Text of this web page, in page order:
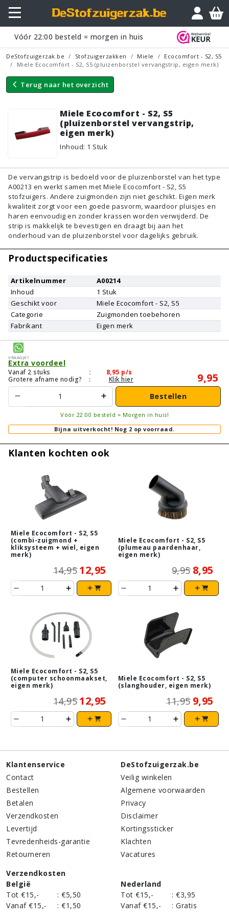
Vóór 22:00 besteld = morgen in huis
DeStofzuigerzak.be Stofzuigerzakken Miele
Ecocomfort - S2, S5
Miele Ecocomfort - S2, S5 (pluizenborstel vervangstrip, eigen merk)
Terug naar het overzicht
Miele Ecocomfort - S2, S5
(pluizenborstel vervangstrip,
eigen merk)
Inhoud: 1 Stuk
Vraagje?
De vervangstrip is bedoeld voor de pluizenborstel van het type
A00213 en werkt samen met Miele Ecocomfort - S2, S5
stofzuigers. Andere zuigmonden zijn niet geschikt. Eigen merk
kwaliteit zorgt voor een goede pasvorm, waardoor pluisjes en
haren eenvoudig en zonder krassen worden verwijderd. De
strip is makkelijk te bevestigen en draagt bij aan het
onderhoud van de pluizenborstel voor dagelijks gebruik.
Productspecificaties
Artikelnummer
A00214
Inhoud
1 Stuk
Geschikt voor
Miele Ecocomfort - S2, S5
Categorie
Zuigmonden toebehoren
Fabrikant
Eigen merk
Vraagje?
Extra voordeel
Vanaf 2 stuks : 8,95 p/s
Grotere afname nodig?
: Klik hier 9,95
Bestellen
Vóór 22:00 besteld = Morgen in huis!
Bijna uitverkocht! Nog 2 op voorraad.
Klanten kochten ook
Miele Ecocomfort - S2, S5
(combi-zuigmond +
kliksysteem + wiel, eigen
merk)
14,95 12,95
Miele Ecocomfort - S2, S5
(plumeau paardenhaar,
eigen merk)
9,95 8,95
Miele Ecocomfort - S2, S5
(computer schoonmaakset,
eigen merk)
14,95 12,95
Miele Ecocomfort - S2, S5
(slanghouder, eigen merk)
11,95 9,95
Klantenservice
Contact
Bestellen
Betalen
Verzendkosten
Levertijd
Tevredenheids-garantie
Retourneren
DeStofzuigerzak.be
Veilig winkelen
Algemene voorwaarden
Privacy
Disclaimer
Kortingssticker
Klachten
Vacatures
Verzendkosten
België
Tot €15,-
: €5,50
Vanaf €15,-
: €1,50
Nederland
Tot €15,-
: €3,95
Vanaf €15,-
: Gratis